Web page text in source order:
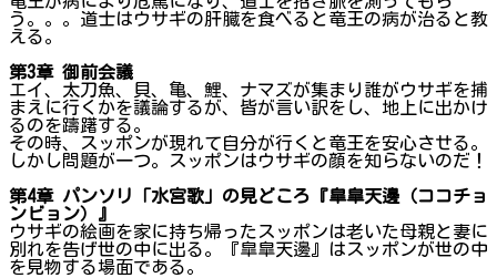
う。。。道士はウサギの肝臓を食べると竜王の病が治ると教
える。
第3章 御前会議
エイ、太刀魚、貝、亀、鯉、ナマズが集まり誰がウサギを捕
まえに行くかを議論するが、皆が言い訳をし、地上に出かけ
るのを躊躇する。
その時、スッポンが現れて自分が行くと竜王を安心させる。
しかし問題が一つ。スッポンはウサギの顔を知らないのだ！
第4章 パンソリ「水宮歌」の見どころ『皐皐天邊（ココチョ
ンビョン）』
ウサギの絵画を家に持ち帰ったスッポンは老いた母親と妻に
別れを告げ世の中に出る。『皐皐天邊』はスッポンが世の中
を見物する場面である。